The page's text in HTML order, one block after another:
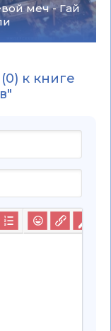
меч - Гай
к книге